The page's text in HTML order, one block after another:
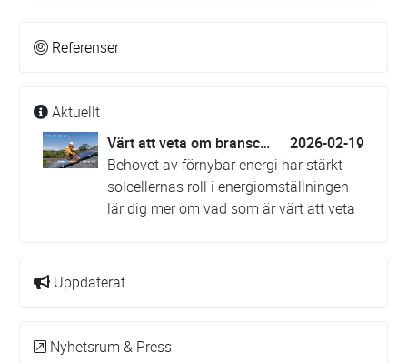
Referenser
Aktuellt
Värt att veta om branschreglerna Säker Sol
Behovet av förnybar energi har stärkt
solcellernas roll i energiomställningen –
lär dig mer om vad som är värt att veta
2026-02-19
Uppdaterat
Nyhetsrum & Press